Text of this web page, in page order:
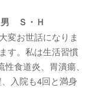
Ｓ・Ｈ
変お世話になりま
す。私は生活習慣
食道炎、胃潰瘍、
入院も4回と満身